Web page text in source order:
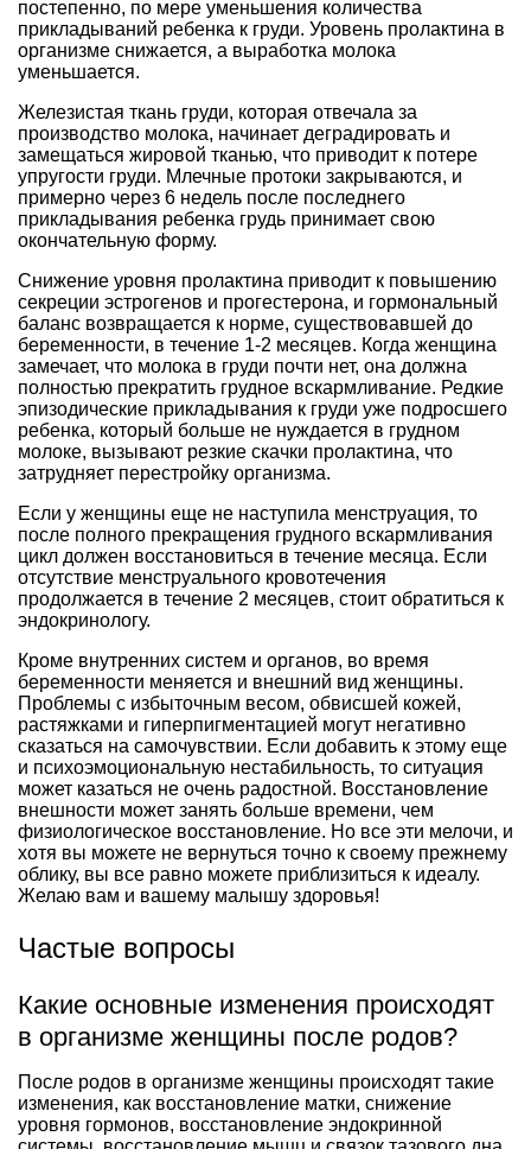
постепенно, по мере уменьшения количества
прикладываний ребенка к груди. Уровень пролактина в
организме снижается, а выработка молока
уменьшается.
Железистая ткань груди, которая отвечала за
производство молока, начинает деградировать и
замещаться жировой тканью, что приводит к потере
упругости груди. Млечные протоки закрываются, и
примерно через 6 недель после последнего
прикладывания ребенка грудь принимает свою
окончательную форму.
Снижение уровня пролактина приводит к повышению
секреции эстрогенов и прогестерона, и гормональный
баланс возвращается к норме, существовавшей до
беременности, в течение 1-2 месяцев. Когда женщина
замечает, что молока в груди почти нет, она должна
полностью прекратить грудное вскармливание. Редкие
эпизодические прикладывания к груди уже подросшего
ребенка, который больше не нуждается в грудном
молоке, вызывают резкие скачки пролактина, что
затрудняет перестройку организма.
Если у женщины еще не наступила менструация, то
после полного прекращения грудного вскармливания
цикл должен восстановиться в течение месяца. Если
отсутствие менструального кровотечения
продолжается в течение 2 месяцев, стоит обратиться к
эндокринологу.
Кроме внутренних систем и органов, во время
беременности меняется и внешний вид женщины.
Проблемы с избыточным весом, обвисшей кожей,
растяжками и гиперпигментацией могут негативно
сказаться на самочувствии. Если добавить к этому еще
и психоэмоциональную нестабильность, то ситуация
может казаться не очень радостной. Восстановление
внешности может занять больше времени, чем
физиологическое восстановление. Но все эти мелочи, и
хотя вы можете не вернуться точно к своему прежнему
облику, вы все равно можете приблизиться к идеалу.
Желаю вам и вашему малышу здоровья!
Частые вопросы
Какие основные изменения происходят
в организме женщины после родов?
После родов в организме женщины происходят такие
изменения, как восстановление матки, снижение
уровня гормонов, восстановление эндокринной